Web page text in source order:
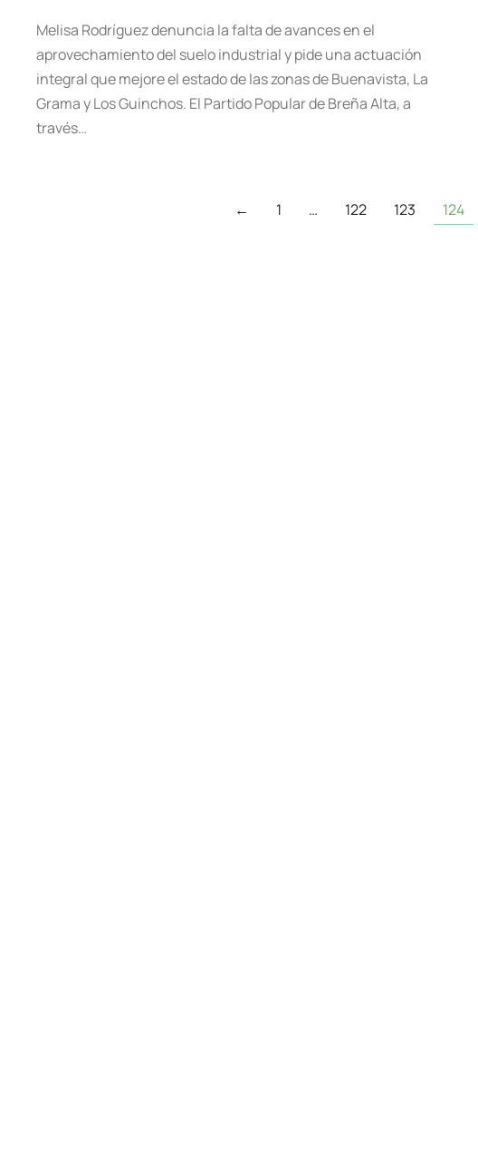
Melisa Rodríguez denuncia la falta de avances en el
aprovechamiento del suelo industrial y pide una actuación
integral que mejore el estado de las zonas de Buenavista, La
Grama y Los Guinchos. El Partido Popular de Breña Alta, a
través…
← 1 … 122 123 124